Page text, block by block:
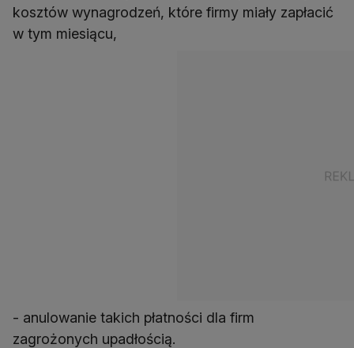
kosztów wynagrodzeń, które firmy miały zapłacić
w tym miesiącu,
- anulowanie takich płatności dla firm
zagrożonych upadłością.